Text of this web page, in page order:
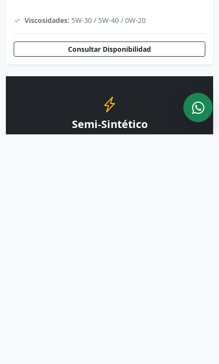
Viscosidades: 5W-30 / 5W-40 / 0W-20
Consultar Disponibilidad
Semi-Sintético